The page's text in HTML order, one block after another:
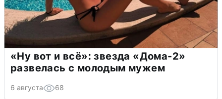
«Ну вот и всё»: звезда «Дома-2»
развелась с молодым мужем
6 августа 68